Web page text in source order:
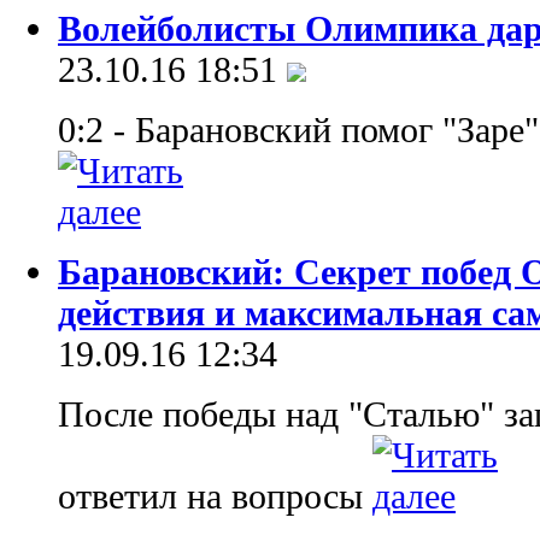
Волейболисты Олимпика
23.10.16 18:51
0:2 - Барановский помог
Барановский: Секрет
действия и максимальная
19.09.16 12:34
После победы над "Сталью"
ответил на вопросы